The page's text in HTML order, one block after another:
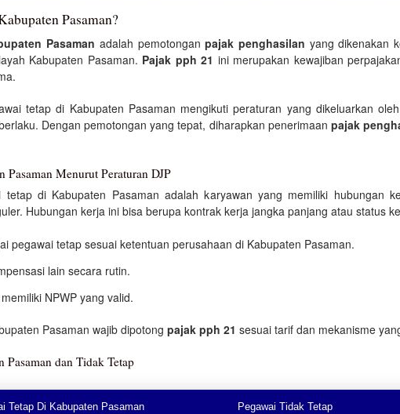
Pasaman?
Pasaman adalah pemotonganpajak penghasilan yang dikenakan
Kabupaten Pasaman. Pajak pph 21 ini merupakan kewajiban
tetap di Kabupaten Pasaman mengikuti peraturan yang dikeluarkan
Dengan pemotongan yang tepat, diharapkan penerimaan pajak
Pasaman Menurut Peraturan DJP
tetap di Kabupaten Pasaman adalah karyawan yang memiliki hubungan
Hubungan kerja ini bisa berupa kontrak kerja jangka panjang atau status
pegawai tetap sesuai ketentuan perusahaan di Kabupaten Pasaman.
lain secara rutin.
NPWP yang valid.
Pasaman wajib dipotong pajak pph 21 sesuai tarif dan mekanisme
Pasaman dan Tidak Tetap
Tetap Di Kabupaten Pasaman Pegawai Tidak Tetap